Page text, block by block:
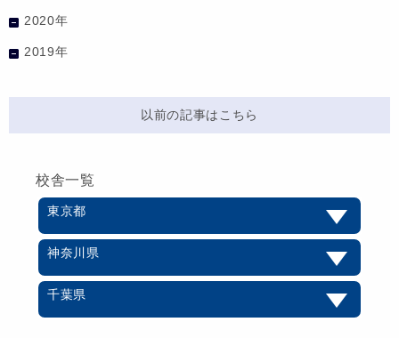
2020年
2019年
以前の記事はこちら
校舎一覧
東京都
神奈川県
千葉県